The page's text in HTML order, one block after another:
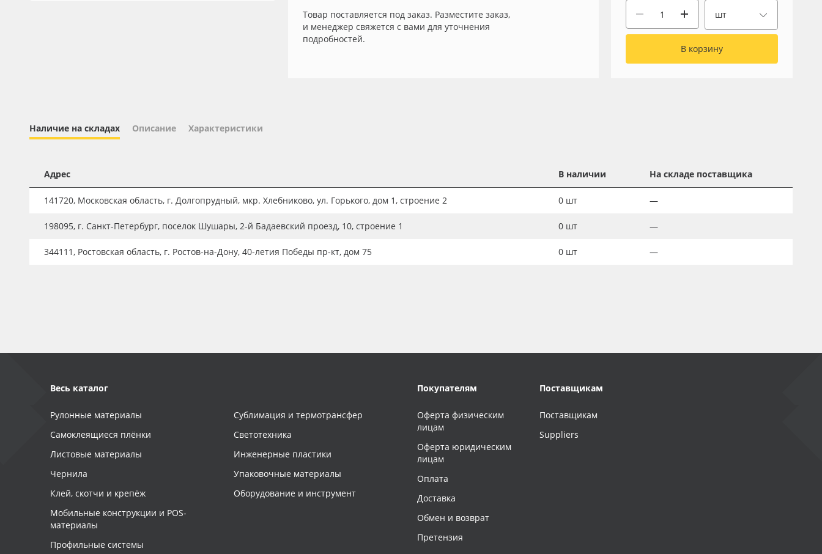
Новинки ассортимента
Плёнка монтажная Oratape
ПЭТ листовой
ПЭТ бэклит
Товар поставляется под заказ. Разместите заказ,
и менеджер свяжется с вами для уточнения
подробностей.
шт
В корзину
Наличие на складах Описание Характеристики
Адрес В наличии На складе поставщика
141720, Московская область, г. Долгопрудный, мкр. Хлебниково, ул. Горького, дом 1, строение 2 0 шт —
198095, г. Санкт-Петербург, поселок Шушары, 2-й Бадаевский проезд, 10, строение 1 0 шт —
344111, Ростовская область, г. Ростов-на-Дону, 40-летия Победы пр-кт, дом 75 0 шт —
Весь каталог
Рулонные материалы
Самоклеящиеся плёнки
Листовые материалы
Чернила
Клей, скотчи и крепёж
Мобильные конструкции и POS-
материалы
Профильные системы
Сублимация и термотрансфер
Светотехника
Инженерные пластики
Упаковочные материалы
Оборудование и инструмент
Покупателям
Оферта физическим
лицам
Оферта юридическим
лицам
Оплата
Доставка
Обмен и возврат
Претензия
Поставщикам
Поставщикам
Suppliers